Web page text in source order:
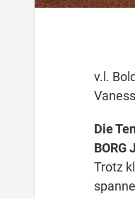
v.l.
Die
BORG
Trotz